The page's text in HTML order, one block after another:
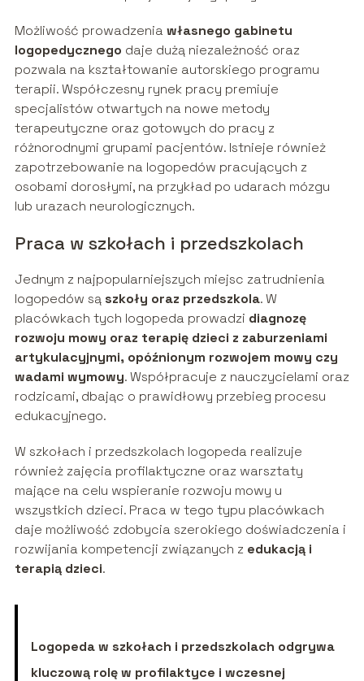
Możliwość prowadzeniawłasnego gabinetu
logopedycznego daje dużą niezależność oraz
pozwala na kształtowanie autorskiego programu
terapii. Współczesny rynek pracy premiuje
specjalistów otwartych na nowe metody
terapeutyczne oraz gotowych do pracy z
różnorodnymi grupami pacjentów. Istnieje również
zapotrzebowanie na logopedów pracujących z
osobami dorosłymi, na przykład po udarach mózgu
lub urazach neurologicznych.
Praca w szkołach i przedszkolach
Jednym z najpopularniejszych miejsc zatrudnienia
logopedów są szkoły oraz przedszkola. W
placówkach tych logopeda prowadzi diagnozę
rozwoju mowy oraz terapię dzieci z zaburzeniami
artykulacyjnymi, opóźnionym rozwojem mowy czy
wadami wymowy. Współpracuje z nauczycielami oraz
rodzicami, dbając o prawidłowy przebieg procesu
edukacyjnego.
W szkołach i przedszkolach logopeda realizuje
również zajęcia profilaktyczne oraz warsztaty
mające na celu wspieranie rozwoju mowy u
wszystkich dzieci. Praca w tego typu placówkach
daje możliwość zdobycia szerokiego doświadczenia i
rozwijania kompetencji związanych z edukacją i
terapią dzieci.
Logopeda w szkołach i przedszkolach odgrywa
kluczową rolę w profilaktyce i wczesnej